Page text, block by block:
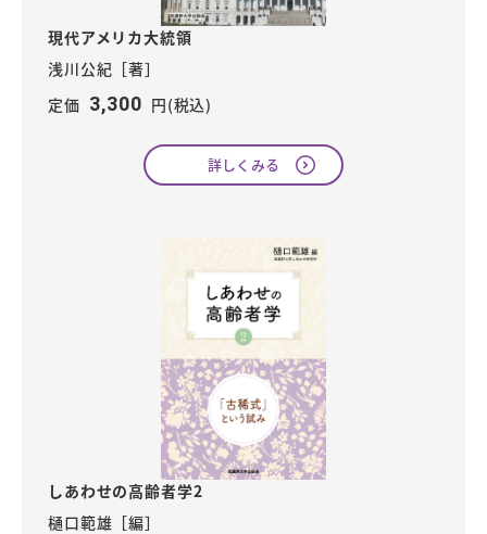
現代アメリカ大統領
浅川公紀［著］
定価 3,300 円(税込)
詳しくみる
しあわせの高齢者学2
樋口範雄［編］